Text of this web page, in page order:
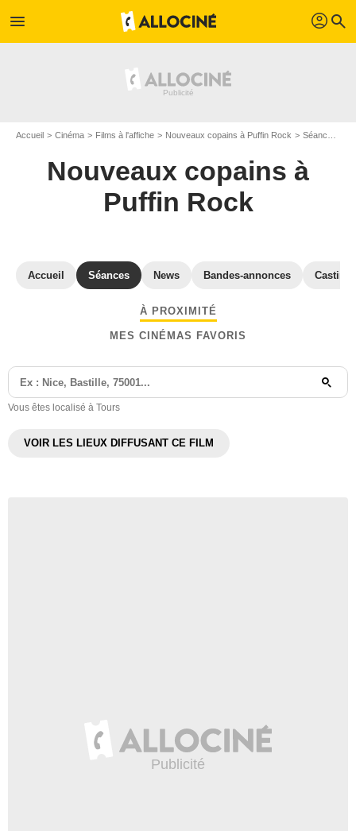
menu profil search
Accueil Cinéma Films à l'affiche Nouveaux copains à Puffin Rock Séances "Nouveaux copains à Puffin Rock" Indre-et-Loire
Nouveaux copains à
Puffin Rock
Accueil Séances News Bandes-annonces Casting
À PROXIMITÉ
MES CINÉMAS FAVORIS
Vous êtes localisé à Tours
VOIR LES LIEUX DIFFUSANT CE FILM